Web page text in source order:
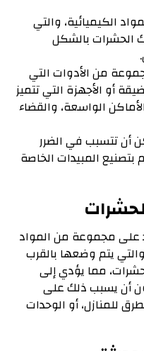
الكيميائية، والتي
الحشرات بالشكل
من الأدوات التي
أو الأجهزة التي تتميز
الواسعة، والقضاء
أن تتسبب في الضرر
بتصنيع المبيدات الخاصة
على مجموعة من المواد
يتم وضعها بالقرب
مما يؤدي إلى
أن يسبب ذلك على
للمنازل، أو الوحدات